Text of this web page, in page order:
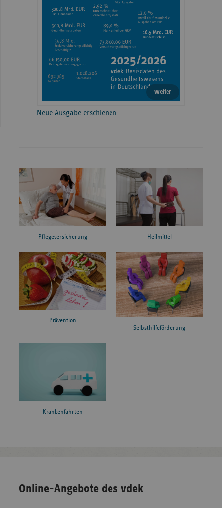
weiter
Neue Ausgabe erschienen
Pflegeversicherung Heilmittel
Prävention
Selbsthilfeförderung
Krankenfahrten
Online-Angebote des vdek